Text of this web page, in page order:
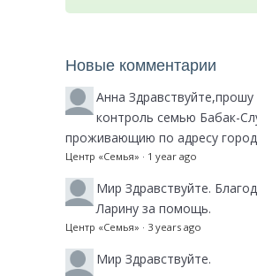
Новые комментарии
Анна Здравствуйте,прошу
контроль семью Бабак-
проживающию по адресу
Центр «Семья» · 1 year ago
Мир Здравствуйте.
Ларину за помощь.
Центр «Семья» · 3 years ago
Мир Здравствуйте.